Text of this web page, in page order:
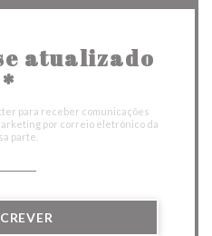
atualizado
*
para receber comunicações
por correio eletrónico da
parte.